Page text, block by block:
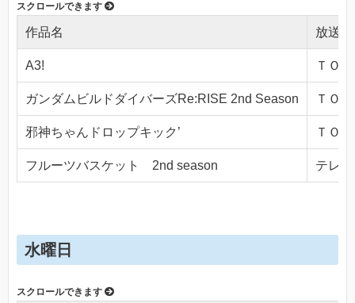
作品名 放送局
A3! ＴＯ
ガンダムビルドダイバーズRe:RISE 2nd Season ＴＯ
邪神ちゃんドロップキック’ ＴＯ
フルーツバスケット 2nd season テレ
水曜日